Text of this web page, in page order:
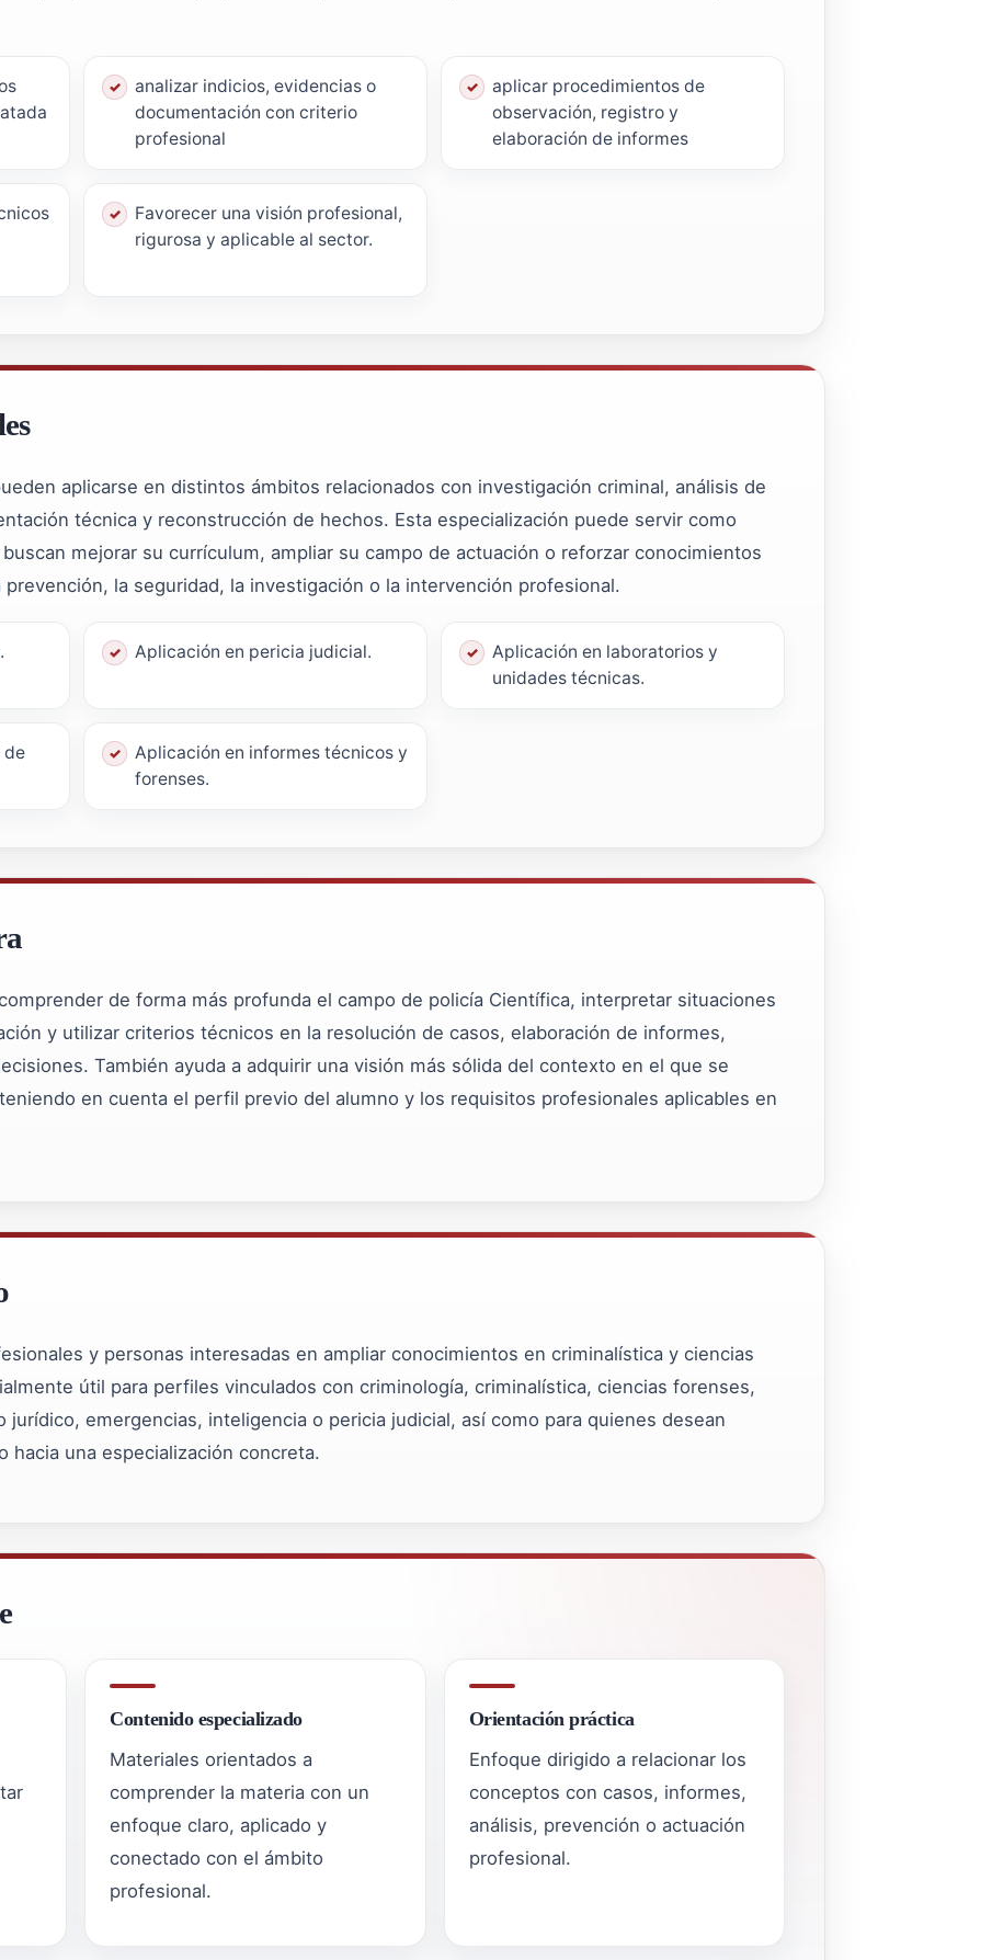
analizar indicios, evidencias o
documentación con criterio
profesional
aplicar procedimientos de
observación, registro y
elaboración de informes
Favorecer una visión profesional,
rigurosa y aplicable al sector.
aplicarse en distintos ámbitos relacionados con investigación criminal, análisis de
técnica y reconstrucción de hechos. Esta especialización puede servir como
mejorar su currículum, ampliar su campo de actuación o reforzar conocimientos
la seguridad, la investigación o la intervención profesional.
Aplicación en pericia judicial.
Aplicación en laboratorios y
unidades técnicas.
de
Aplicación en informes técnicos y
forenses.
de forma más profunda el campo de policía Científica, interpretar situaciones
y utilizar criterios técnicos en la resolución de casos, elaboración de informes,
También ayuda a adquirir una visión más sólida del contexto en el que se
en cuenta el perfil previo del alumno y los requisitos profesionales aplicables en
y personas interesadas en ampliar conocimientos en criminalística y ciencias
útil para perfiles vinculados con criminología, criminalística, ciencias forenses,
jurídico, emergencias, inteligencia o pericia judicial, así como para quienes desean
hacia una especialización concreta.
Contenido especializado
Materiales orientados a
comprender la materia con un
enfoque claro, aplicado y
conectado con el ámbito
profesional.
Orientación práctica
Enfoque dirigido a relacionar los
conceptos con casos, informes,
análisis, prevención o actuación
profesional.